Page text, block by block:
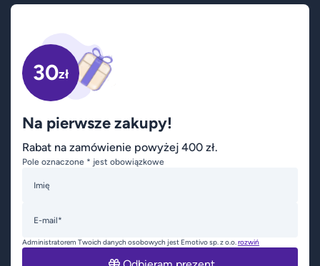
30zł
Na pierwsze zakupy!
Rabat na zamówienie powyżej 400 zł.
Pole oznaczone * jest obowiązkowe
Imię
E-mail*
Administratorem Twoich danych osobowych jest Emotivo sp. z o.o.rozwiń